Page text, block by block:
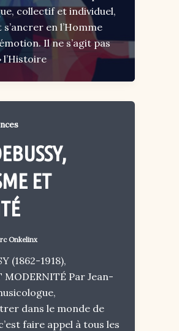
collectif et individuel,
en l’Homme
Il ne s’agit pas
l’Histoire
ET
Onkelinx
(1862-1918),
MODERNITÉ Par Jean-
dans le monde de
faire appel à tous les